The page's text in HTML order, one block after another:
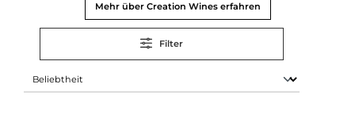
Mehr über Creation Wines erfahren
Filter